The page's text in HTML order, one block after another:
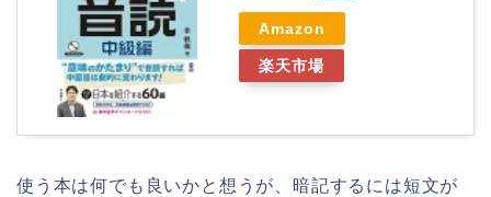
Amazon
楽天市場
使う本は何でも良いかと想うが、暗記するには短文が